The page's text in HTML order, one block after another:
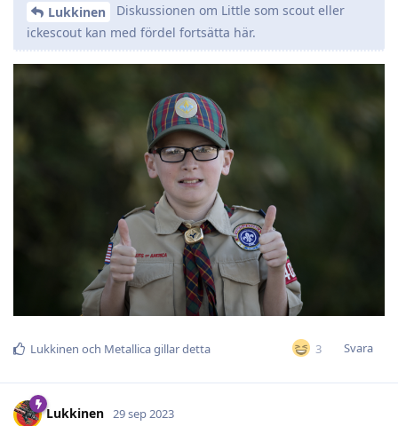
Lukkinen
Diskussionen om Little som scout eller
ickescout kan med fördel fortsätta här.
3 Svara
Lukkinen och Metallicagillar detta
Lukkinen 29 sep 2023